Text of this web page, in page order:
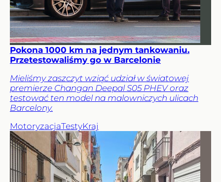
Pokona 1000 km na jednym tankowaniu.
Przetestowaliśmy go w Barcelonie
Mieliśmy zaszczyt wziąć udział w światowej
premierze Changan Deepal S05 PHEV oraz
testować ten model na malowniczych ulicach
Barcelony.
MotoryzacjaTestyKraj